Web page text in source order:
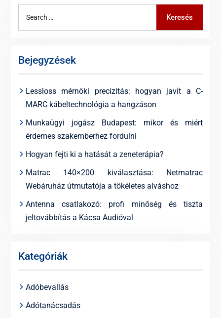
Keresés
Bejegyzések
Lessloss mérnöki precizitás: hogyan javít a C-
MARC kábeltechnológia a hangzáson
Munkaügyi jogász Budapest: mikor és miért
érdemes szakemberhez fordulni
Hogyan fejti ki a hatását a zeneterápia?
Matrac 140×200 kiválasztása: Netmatrac
Webáruház útmutatója a tökéletes alváshoz
Antenna csatlakozó: profi minőség és tiszta
jeltovábbítás a Kácsa Audióval
Kategóriák
Adóbevallás
Adótanácsadás